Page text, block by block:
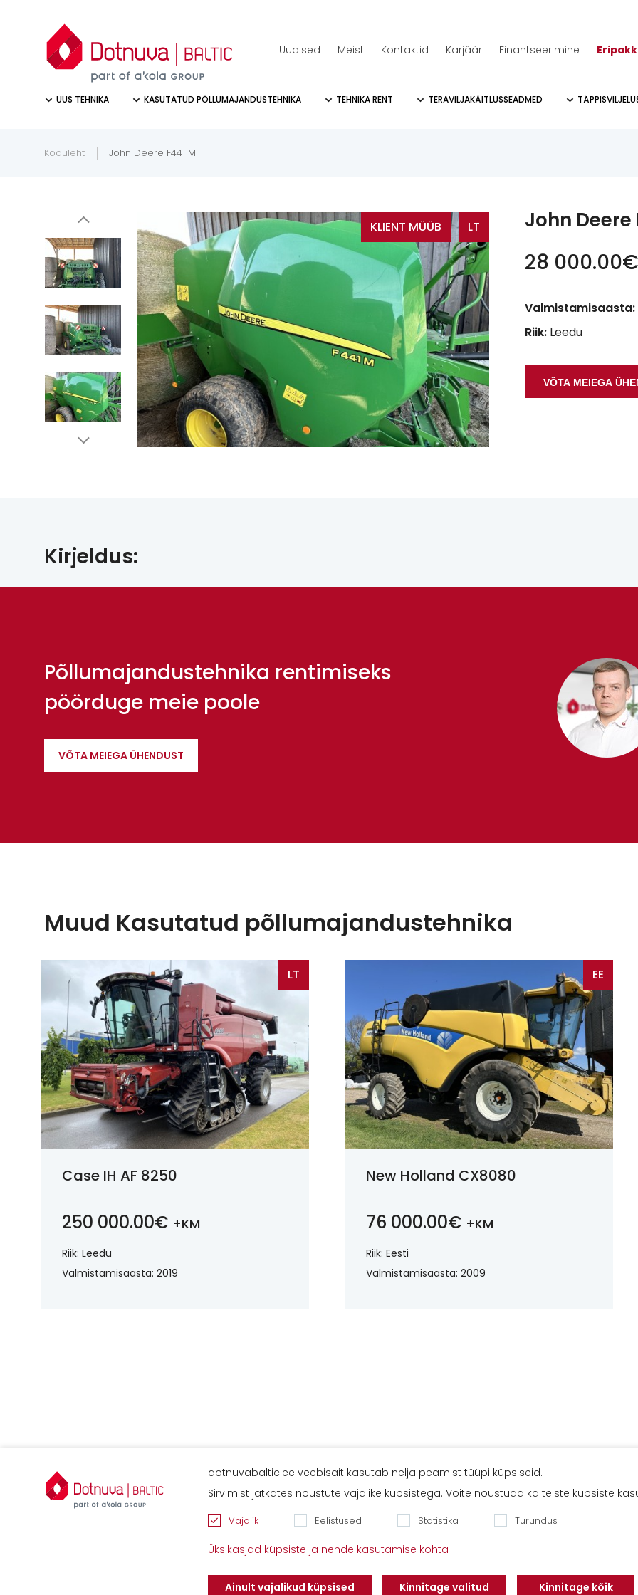
Uudised Meist Kontaktid Karjäär Finantseerimine
UUS TEHNIKA KASUTATUD PÕLLUMAJANDUSTEHNIKA TEHNIKA RENT TERAVILJAKÄITLUSSEADMED
Koduleht John Deere F441 M
KLIENT MÜÜB LT John Deere
28 000.00€
Valmistamisaasta:
Riik: Leedu
VÕTA MEIEGA
Kirjeldus:
Põllumajandustehnika rentimiseks
pöörduge meie poole
VÕTA MEIEGA ÜHENDUST
Muud Kasutatud põllumajandustehnika
LT
Case IH AF 8250
250 000.00€ +KM
Riik: Leedu
Valmistamisaasta: 2019
EE
New Holland CX8080
76 000.00€ +KM
Riik: Eesti
Valmistamisaasta: 2009
Kontaktid
Savimäe 7, Vahi
60534, Tartu vald
Tel. 6612800
mail:info@dotnuvabaltic.ee
Klientidele
Meist
Kontaktid
Karjäär
Teenindus
Finantseerimine
dotnuvabaltic.ee veebisait kasutab nelja peamist tüüpi küpsiseid.
Sirvimist jätkates nõustute vajalike küpsistega. Võite nõustuda ka teiste küpsiste
Vajalik Eelistused Statistika Turundus
Üksikasjad küpsiste ja nende kasutamise kohta
Ainult vajalikud küpsised Kinnitage valitud Kinnitage kõik